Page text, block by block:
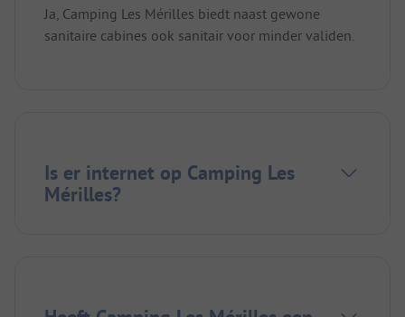
Ja, Camping Les Mérilles biedt naast gewone
sanitaire cabines ook sanitair voor minder validen.
Is er internet op Camping Les
Mérilles?